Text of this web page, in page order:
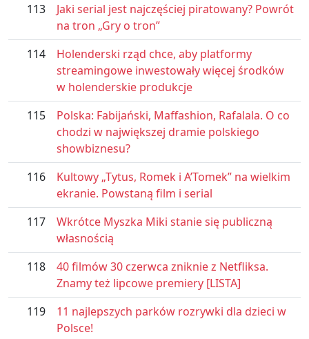
113
Jaki serial jest najczęściej piratowany? Powrót
na tron „Gry o tron”
114
Holenderski rząd chce, aby platformy
streamingowe inwestowały więcej środków
w holenderskie produkcje
115
Polska: Fabijański, Maffashion, Rafalala. O co
chodzi w największej dramie polskiego
showbiznesu?
116
Kultowy „Tytus, Romek i A’Tomek” na wielkim
ekranie. Powstaną film i serial
117
Wkrótce Myszka Miki stanie się publiczną
własnością
118
40 filmów 30 czerwca zniknie z Netfliksa.
Znamy też lipcowe premiery [LISTA]
119
11 najlepszych parków rozrywki dla dzieci w
Polsce!